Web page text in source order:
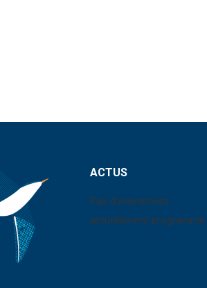
ACTUS
Pas d'événement
actuellement programmé.